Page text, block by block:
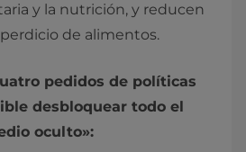
y la nutrición, y reducen
de alimentos.
pedidos de políticas
desbloquear todo el
oculto»: